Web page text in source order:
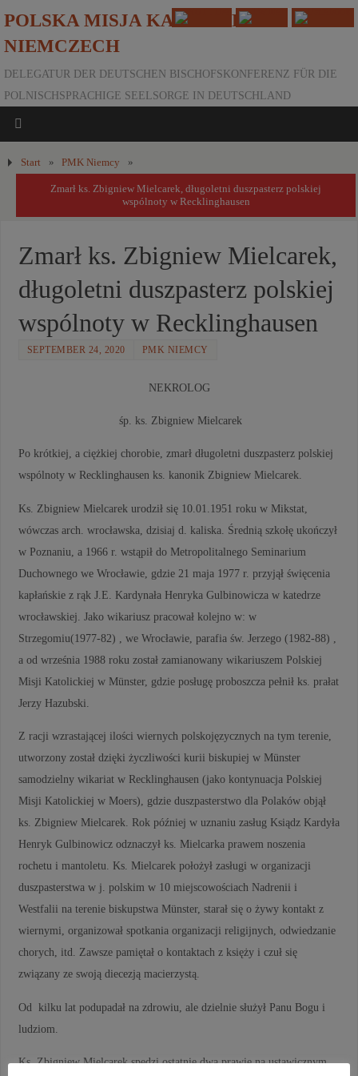
POLSKA MISJA KATOLICKA W
NIEMCZECH
DELEGATUR DER DEUTSCHEN BISCHOFSKONFERENZ FÜR DIE
POLNISCHSPRACHIGE SEELSORGE IN DEUTSCHLAND
Start » PMK Niemcy »
Zmarł ks. Zbigniew Mielcarek, długoletni duszpasterz polskiej
wspólnoty w Recklinghausen
Zmarł ks. Zbigniew Mielcarek,
długoletni duszpasterz polskiej
wspólnoty w Recklinghausen
SEPTEMBER 24, 2020 PMK NIEMCY
NEKROLOG
śp. ks. Zbigniew Mielcarek
Po krótkiej, a ciężkiej chorobie, zmarł długoletni duszpasterz polskiej
wspólnoty w Recklinghausen ks. kanonik Zbigniew Mielcarek.
Ks. Zbigniew Mielcarek urodził się 10.01.1951 roku w Mikstat,
wówczas arch. wrocławska, dzisiaj d. kaliska. Średnią szkołę ukończył
w Poznaniu, a 1966 r. wstąpił do Metropolitalnego Seminarium
Duchownego we Wrocławie, gdzie 21 maja 1977 r. przyjął święcenia
kapłańskie z rąk J.E. Kardynała Henryka Gulbinowicza w katedrze
wrocławskiej. Jako wikariusz pracował kolejno w: w
Strzegomiu(1977-82) , we Wrocławie, parafia św. Jerzego (1982-88) ,
a od września 1988 roku został zamianowany wikariuszem Polskiej
Misji Katolickiej w Münster, gdzie posługę proboszcza pełnił ks. prałat
Jerzy Hazubski.
Z racji wzrastającej ilości wiernych polskojęzycznych na tym terenie,
utworzony został dzięki życzliwości kurii biskupiej w Münster
samodzielny wikariat w Recklinghausen (jako kontynuacja Polskiej
Misji Katolickiej w Moers), gdzie duszpasterstwo dla Polaków objął
ks. Zbigniew Mielcarek. Rok później w uznaniu zasług Ksiądz Kardyła
Henryk Gulbinowicz odznaczył ks. Mielcarka prawem noszenia
rochetu i mantoletu. Ks. Mielcarek położył zasługi w organizacji
duszpasterstwa w j. polskim w 10 miejscowościach Nadrenii i
Westfalii na terenie biskupstwa Münster, starał się o żywy kontakt z
wiernymi, organizował spotkania organizacji religijnych, odwiedzanie
chorych, itd. Zawsze pamiętał o kontaktach z księży i czuł się
związany ze swoją diecezją macierzystą.
Od kilku lat podupadał na zdrowiu, ale dzielnie służył Panu Bogu i
ludziom.
Ks. Zbigniew Mielcarek spędzi ostatnie dwa prawie na ustawicznym